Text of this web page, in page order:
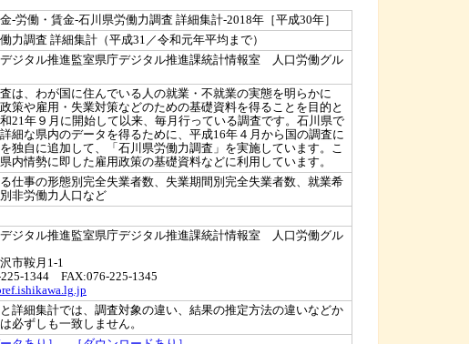
-労働・賃金-石川県労働力調査 詳細集計-2018年［平成30年］
力調査 詳細集計（平成31／令和元年平均まで）
ジタル推進監室県庁デジタル推進課統計情報室 人口労働グル
は、わが国に住んでいる人の就業・不就業の実態を明らかに
策や雇用・失業対策などのための基礎資料を得ることを目的と
21年９月に開始して以来、毎月行っている調査です。石川県で
細な県内のデータを得るために、平成16年４月から国の調査に
独自に追加して、「石川県労働力調査」を実施しています。こ
内情勢に即した雇用政策の基礎資料などに利用しています。
仕事の形態別完全失業者数、失業期間別完全失業者数、就業希
非労働力人口など
ジタル推進監室県庁デジタル推進課統計情報室 人口労働グル
市鞍月1-1
1344 FAX:076-225-1345
詳細集計では、調査対象の違い、結果の推定方法の違いなどか
必ずしも一致しません。